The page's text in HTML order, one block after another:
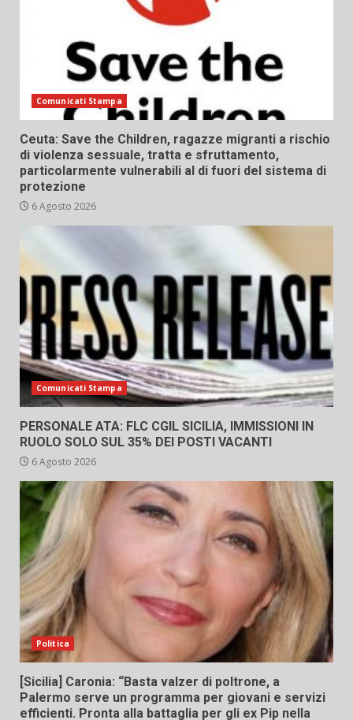
Comunicati Stampa
Ceuta: Save the Children, ragazze migranti a rischio
di violenza sessuale, tratta e sfruttamento,
particolarmente vulnerabili al di fuori del sistema di
protezione
6 Agosto 2026
Comunicati Stampa
PERSONALE ATA: FLC CGIL SICILIA, IMMISSIONI IN
RUOLO SOLO SUL 35% DEI POSTI VACANTI
6 Agosto 2026
Politica
[Sicilia] Caronia: “Basta valzer di poltrone, a
Palermo serve un programma per giovani e servizi
efficienti. Pronta alla battaglia per gli ex Pip nella